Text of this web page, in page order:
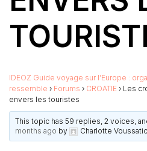
IDEOZ Guide voyage sur l’Europe :
ressemble › Forums › CROATIE › Les
envers les touristes
This topic has 59 replies, 2 voices,
months ago by Charlotte